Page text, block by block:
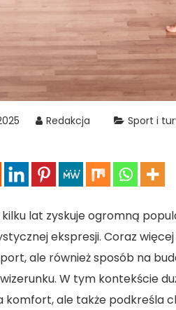
Redakcja Sport i
lat zyskuje ogromną
ekspresji. Coraz
ale również sposób na
W tym kontekście
komfort, ale także podkreśla